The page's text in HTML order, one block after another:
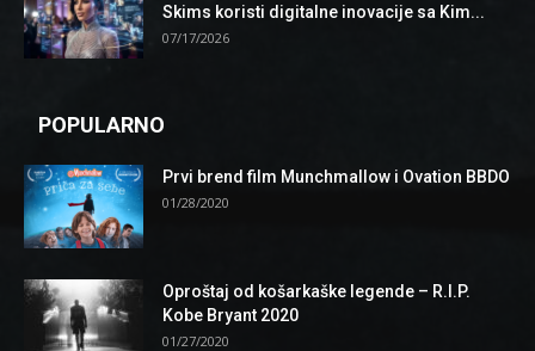
Skims koristi digitalne inovacije sa Kim...
07/17/2026
POPULARNO
Prvi brend film Munchmallow i Ovation BBDO
01/28/2020
Oproštaj od košarkaške legende – R.I.P.
Kobe Bryant 2020
01/27/2020